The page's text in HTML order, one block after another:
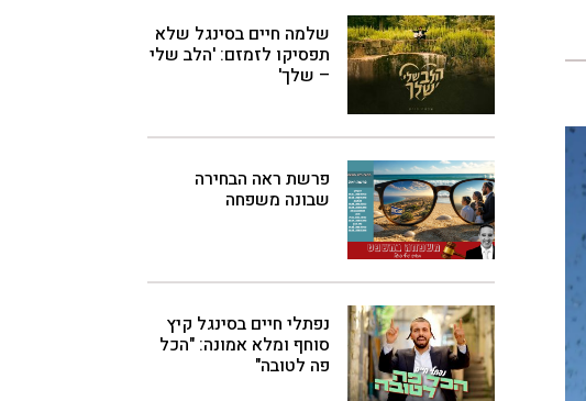
שלמה חיים בסינגל שלא
תפסיקו לזמזם: 'הלב שלי
– שלך'
פרשת ראה הבחירה
שבונה משפחה
נפתלי חיים בסינגל קיץ
סוחף ומלא אמונה: "הכל
פה לטובה"